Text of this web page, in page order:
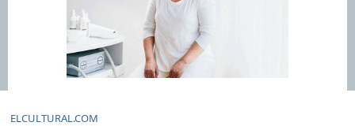
ELCULTURAL.COM